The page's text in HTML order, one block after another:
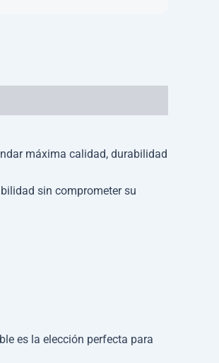
máxima calidad, durabilidad
sin comprometer su
es la elección perfecta para